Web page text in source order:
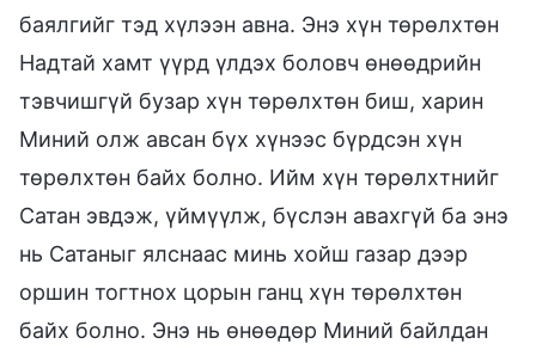
баялгийг тэд хүлээн авна. Энэ хүн төрөлхтөн
Надтай хамт үүрд үлдэх боловч өнөөдрийн
тэвчишгүй бузар хүн төрөлхтөн биш, харин
Миний олж авсан бүх хүнээс бүрдсэн хүн
төрөлхтөн байх болно. Ийм хүн төрөлхтнийг
Сатан эвдэж, үймүүлж, бүслэн авахгүй ба энэ
нь Сатаныг ялснаас минь хойш газар дээр
оршин тогтнох цорын ганц хүн төрөлхтөн
байх болно. Энэ нь өнөөдөр Миний байлдан